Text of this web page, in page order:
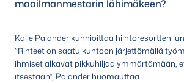
maailmanmestarin lähimäkeen?
Kalle Palander kunnioittaa hiihtoresortten
”Rinteet on saatu kuntoon järjettömällä
ihmiset alkavat pikkuhiljaa ymmärtämään,
itsestään”, Palander huomauttaa.